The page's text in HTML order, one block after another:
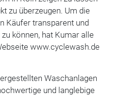
zu überzeugen. Um die
Käufer transparent und
können, hat Kumar alle
www.cyclewash.de
Waschanlagen
und langlebige